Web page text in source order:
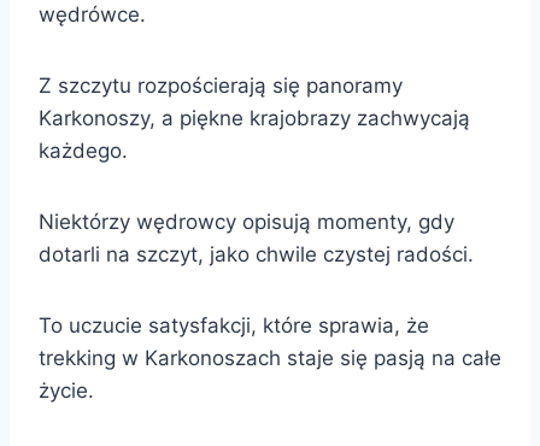
wędrówce.
Z szczytu rozpościerają się panoramy
Karkonoszy, a piękne krajobrazy zachwycają
każdego.
Niektórzy wędrowcy opisują momenty, gdy
dotarli na szczyt, jako chwile czystej radości.
To uczucie satysfakcji, które sprawia, że
trekking w Karkonoszach staje się pasją na całe
życie.